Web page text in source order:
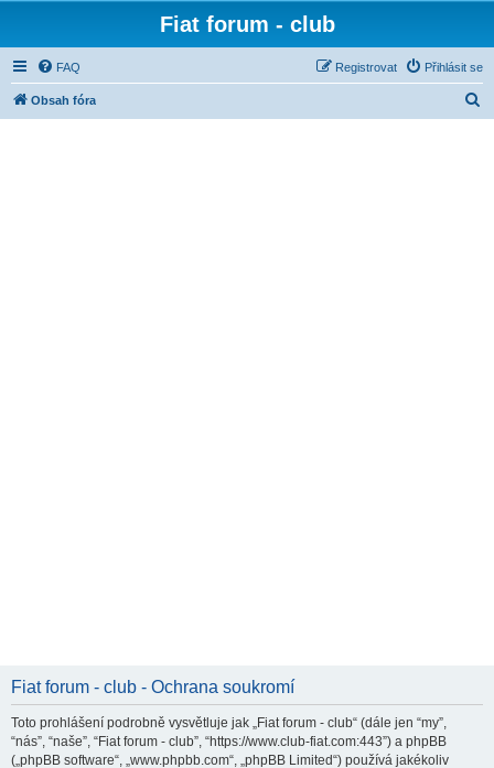
Fiat forum - club
FAQ Přihlásit se
Registrovat
Obsah fóra
Fiat forum - club - Ochrana soukromí
Toto prohlášení podrobně vysvětluje jak „Fiat forum - club“ (dále jen “my”,
“nás”, “naše”, “Fiat forum - club”, “https://www.club-fiat.com:443”) a phpBB
(„phpBB software“, „www.phpbb.com“, „phpBB Limited“) používá jakékoliv